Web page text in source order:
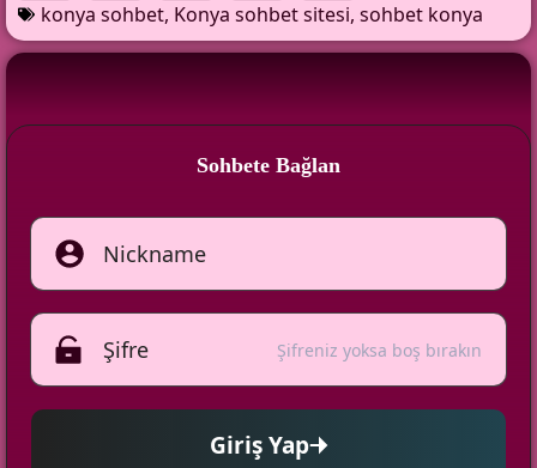
konya sohbet, Konya sohbet sitesi, sohbet konya
Sohbete Bağlan
Şifreniz yoksa boş bırakın
Giriş Yap